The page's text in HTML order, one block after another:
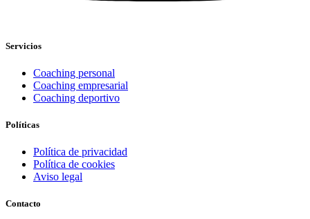
Servicios
Coaching personal
Coaching empresarial
Coaching deportivo
Políticas
Política de privacidad
Política de cookies
Aviso legal
Contacto